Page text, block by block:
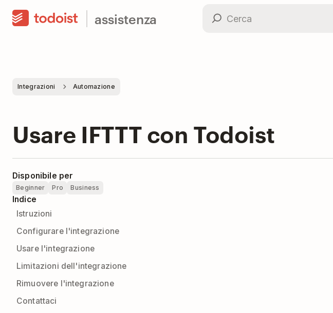
assistenza
Integrazioni Automazione
Usare IFTTT con Todoist
Disponibile per
Beginner Pro Business
Indice
Istruzioni
Configurare l'integrazione
Usare l'integrazione
Limitazioni dell'integrazione
Rimuovere l'integrazione
Contattaci